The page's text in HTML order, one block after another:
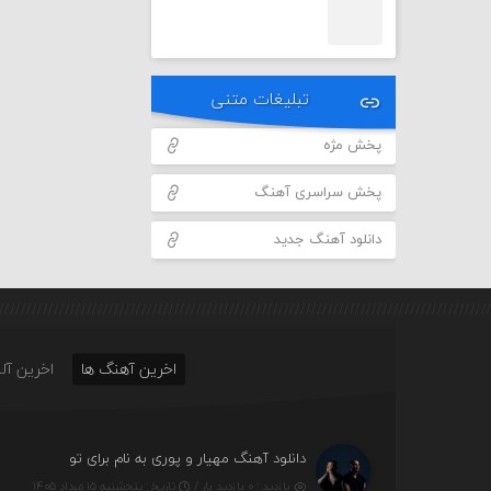
تبلیغات متنی
پخش مژه
پخش سراسری آهنگ
دانلود آهنگ جدید
اخرین آهنگ ها اخرین
دانلود آهنگ مهیار و پوری به نام برای تو
بازدید : ۰ بازدید بار / تاریخ : پنج‌شنبه ۱۵ مرداد ۱۴۰۵